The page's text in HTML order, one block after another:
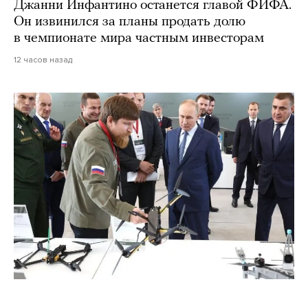
Джанни Инфантино останется главой ФИФА.
Он извинился за планы продать долю
в чемпионате мира частным инвесторам
12 часов назад